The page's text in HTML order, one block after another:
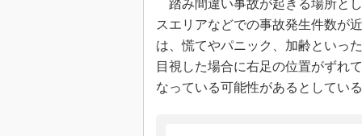
踏み間違い事故が起きる場所と
スエリアなどでの事故発生件数が
は、慌てやパニック、加齢といっ
目視した場合に右足の位置がずれ
なっている可能性があるとしてい